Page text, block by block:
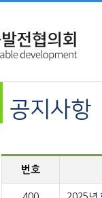
공지사항
번호